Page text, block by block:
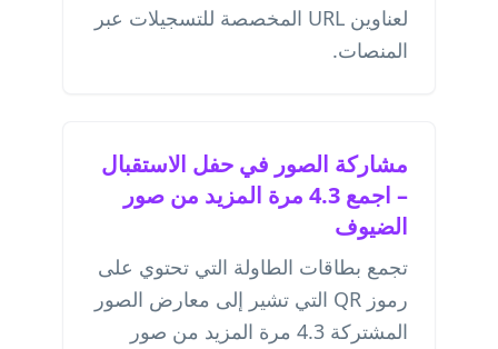
لعناوين URL المخصصة
للتسجيلات عبر
المنصات.
مشاركة الصور في حفل الاستقبال
– اجمع 4.3 مرة المزيد من صور
الضيوف
تجمع بطاقات الطاولة التي تحتوي على
رموز QR التي تشير إلى معارض الصور
المشتركة 4.3 مرة المزيد من صور